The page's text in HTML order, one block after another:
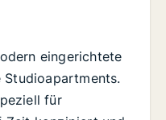
eingerichtete
für